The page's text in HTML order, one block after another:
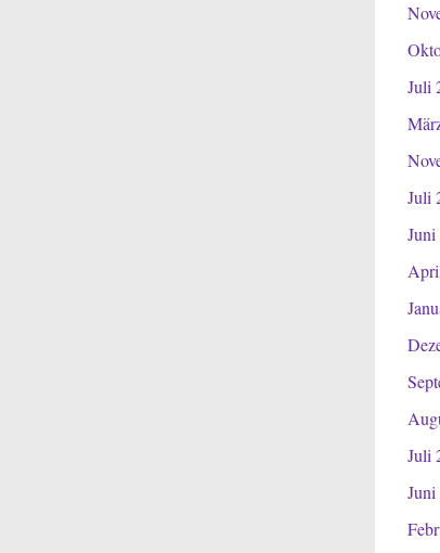
Juli
Juli
Juli
Juni